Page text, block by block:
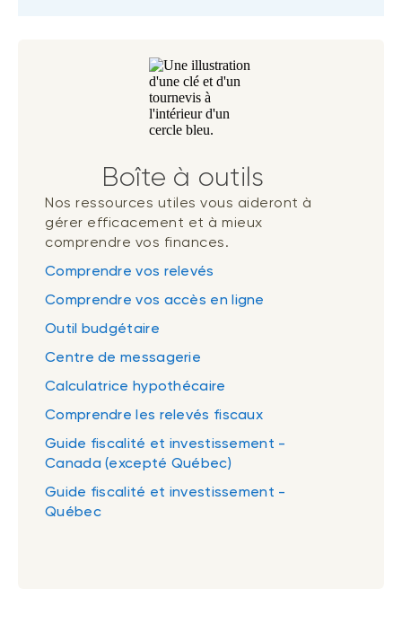
Boîte à outils
Nos ressources utiles vous aideront à
gérer efficacement et à mieux
comprendre vos finances.
Comprendre vos relevés
Comprendre vos accès en ligne
Outil budgétaire
Centre de messagerie
Calculatrice hypothécaire
Comprendre les relevés fiscaux
Guide fiscalité et investissement -
Canada (excepté Québec)
Guide fiscalité et investissement -
Québec